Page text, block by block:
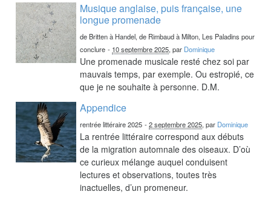
Musique anglaise, puis française, une
longue promenade
de Britten à Handel, de Rimbaud à Milton, Les Paladins pour
conclure - 10 septembre 2025, par Dominique
Une promenade musicale resté chez soi par
mauvais temps, par exemple. Ou estropié, ce
que je ne souhaite à personne. D.M.
Appendice
rentrée littéraire 2025 -2 septembre 2025, par Dominique
La rentrée littéraire correspond aux débuts
de la migration automnale des oiseaux. D’où
ce curieux mélange auquel conduisent
lectures et observations, toutes très
inactuelles, d’un promeneur.